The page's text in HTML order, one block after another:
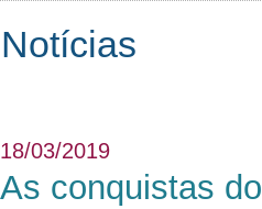
18/03/2019
As conquistas